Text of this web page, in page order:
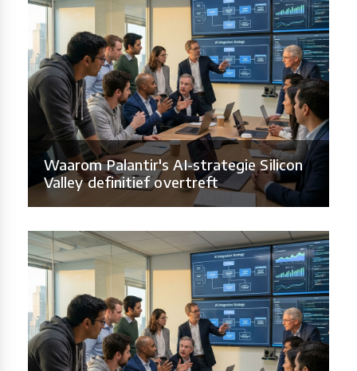
Waarom Palantir's AI-strategie Silicon
Valley definitief overtreft